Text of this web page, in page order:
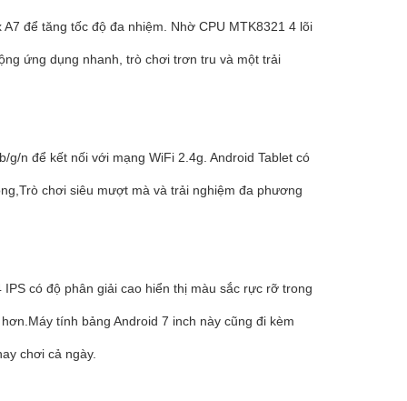
để tăng tốc độ đa nhiệm. Nhờ CPU MTK8321 4 lõi
ứng dụng nhanh, trò chơi trơn tru và một trải
g/n để kết nối với mạng WiFi 2.4g. Android Tablet có
chơi siêu mượt mà và trải nghiệm đa phương
có độ phân giải cao hiển thị màu sắc rực rỡ trong
tính bảng Android 7 inch này cũng đi kèm
chơi cả ngày.